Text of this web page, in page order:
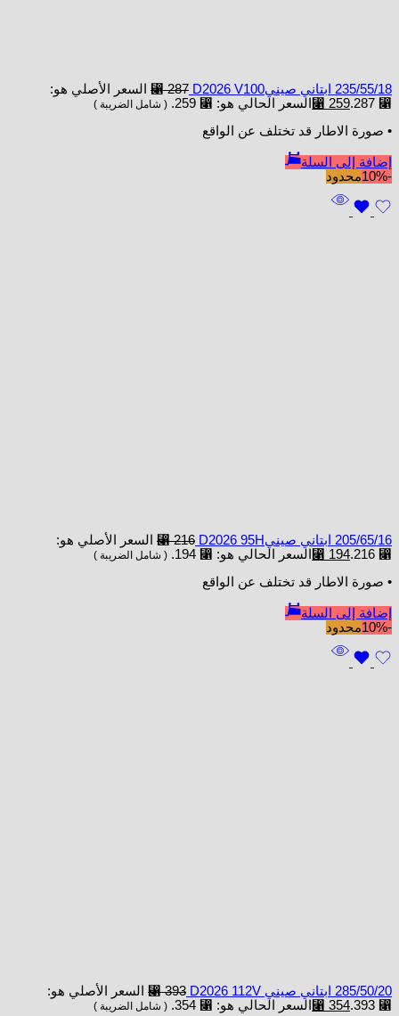
235/55/18 ابتاني صينيD2026 V100 ⃁287
السعر الأصلي هو:
⃁ 287.
⃁ 259 السعر الحالي هو: ⃁ 259. ( شامل الضريبة )
• صورة الاطار قد تختلف عن الواقع
إضافة إلى السلة
-10%
محدود
205/65/16 ابتاني صينيD2026 95H ⃁216
السعر الأصلي هو:
⃁ 216.
⃁ 194 السعر الحالي هو: ⃁ 194. ( شامل الضريبة )
• صورة الاطار قد تختلف عن الواقع
إضافة إلى السلة
-10%
محدود
285/50/20 ابتاني صيني D2026 112V ⃁393
السعر الأصلي هو:
⃁ 393.
⃁ 354 السعر الحالي هو: ⃁ 354. ( شامل الضريبة )